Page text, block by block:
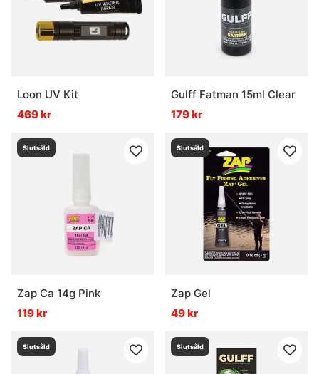
Loon UV Kit
469 kr
Gulff Fatman 15ml Clear
179 kr
Slutsåld
Zap Ca 14g Pink
119 kr
Slutsåld
Zap Gel
49 kr
Slutsåld Slutsåld